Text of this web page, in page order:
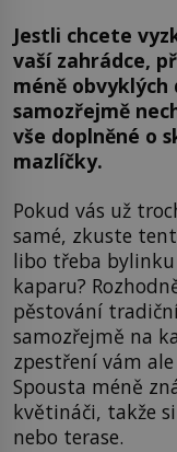
Jestli chcete
vaší zahrádce,
méně
samozřejmě
vše doplněné o
mazlíčky.
Pokud vás už
samé, zkuste
libo třeba
kaparu?
pěstování
samozřejmě na
zpestření vám
Spousta méně
květináči, takže
nebo terase.